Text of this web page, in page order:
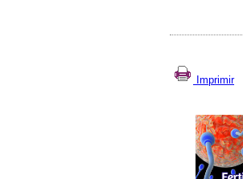
Imprimir